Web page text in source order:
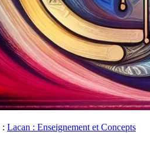
: Lacan : Enseignement et Concepts